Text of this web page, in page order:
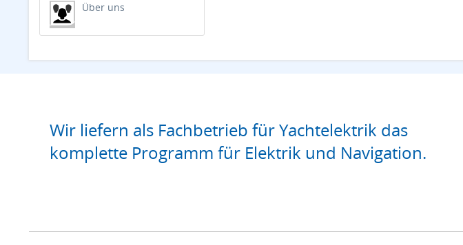
Über uns
Wir liefern als Fachbetrieb für Yachtelektrik das
komplette Programm für Elektrik und Navigation.